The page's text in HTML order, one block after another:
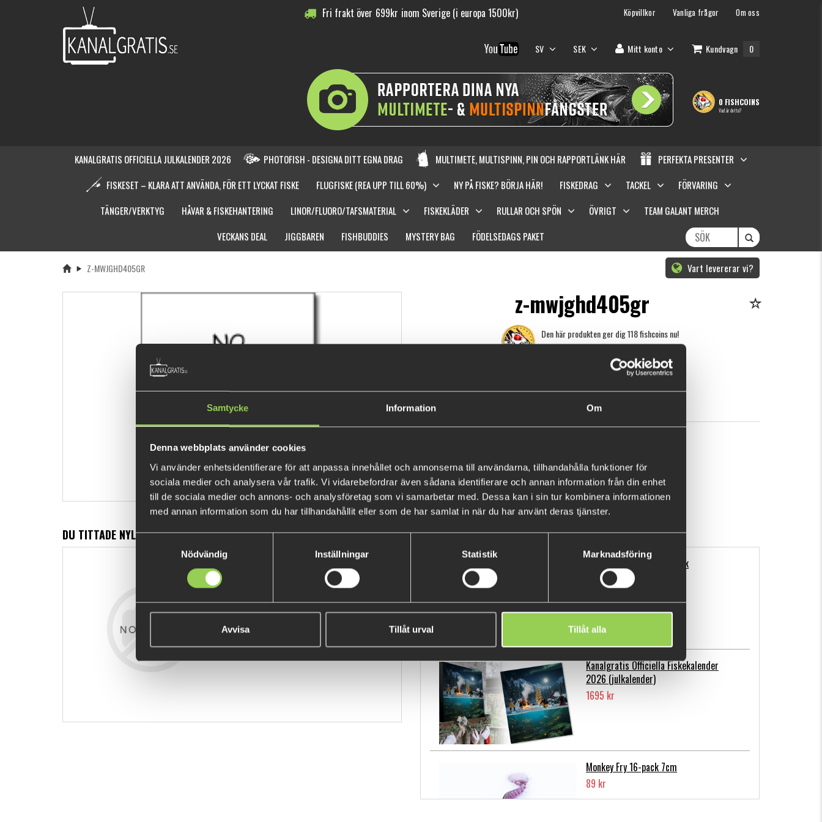
Samtycke Information Om
Denna webbplats använder cookies
Vi använder enhetsidentifierare för att anpassa innehållet och annonserna till användarna, tillhandahålla funktioner för
sociala medier och analysera vår trafik. Vi vidarebefordrar även sådana identifierare och annan information från din enhet
till de sociala medier och annons- och analysföretag som vi samarbetar med. Dessa kan i sin tur kombinera informationen
med annan information som du har tillhandahållit eller som de har samlat in när du har använt deras tjänster.
Samtyckesval
Nödvändig
Inställningar Statistik Marknadsföring
Avvisa Tillåt urval Tillåt alla
Fri frakt över 699kr inom Sverige (i europa 1500kr) Köpvillkor Vanliga frågor Om oss
SV SEK Mitt konto Kundvagn 0
0 FISHCOINS
Vad är detta?
KANALGRATIS OFFICIELLA JULKALENDER 2026 PHOTOFISH - DESIGNA DITT EGNA DRAG MULTIMETE, MULTISPINN, PIN OCH RAPPORTLÄNK HÄR
PERFEKTA PRESENTER
FISKESET – KLARA ATT ANVÄNDA, FÖR ETT LYCKAT FISKE
FLUGFISKE (REA UPP TILL 60%) NY PÅ FISKE? BÖRJA HÄR! FISKEDRAG TACKEL
FÖRVARING
TÄNGER/VERKTYG
HÅVAR & FISKEHANTERING LINOR/FLUORO/TAFSMATERIAL FISKEKLÄDER RULLAR OCH SPÖN ÖVRIGT
TEAM GALANT MERCH
VECKANS DEAL
JIGGBAREN FISHBUDDIES MYSTERY BAG FÖDELSEDAGS PAKET
Z-MWJGHD405GR Vart levererar vi?
z-mwjghd405gr
Den här produkten ger dig 118 fishcoins nu!
Vad är detta?
59 kr KÖP
OK
DU TITTADE NYLIGEN PÅ POPULÄRA PRODUKTER
Flatnose Mini 9cm, 10-pack
139 kr
Kanalgratis Officiella Fiskekalender
2026 (julkalender)
1695 kr
Monkey Fry 16-pack 7cm
89 kr